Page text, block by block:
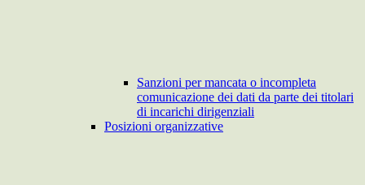
Sanzioni per mancata o incompleta
comunicazione dei dati da parte dei titolari
di incarichi dirigenziali
Posizioni organizzative